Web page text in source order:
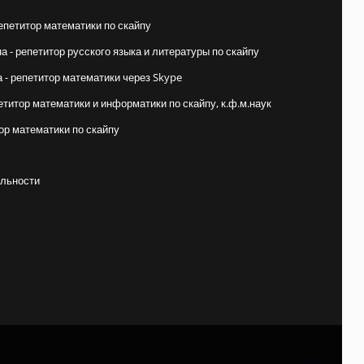
математики по скайпу
- репетитор русского языка и литературы по скайпу
репетитор математики через Skype
математики и информатики по скайпу, к.ф.м.наук
математики по скайпу